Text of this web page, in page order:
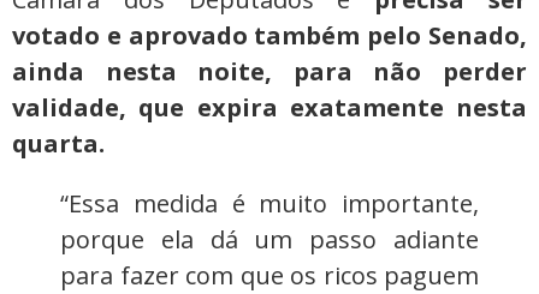
votado e aprovado também pelo Senado,
ainda nesta noite, para não perder
validade, que expira exatamente nesta
quarta.
“Essa medida é muito importante,
porque ela dá um passo adiante
para fazer com que os ricos paguem